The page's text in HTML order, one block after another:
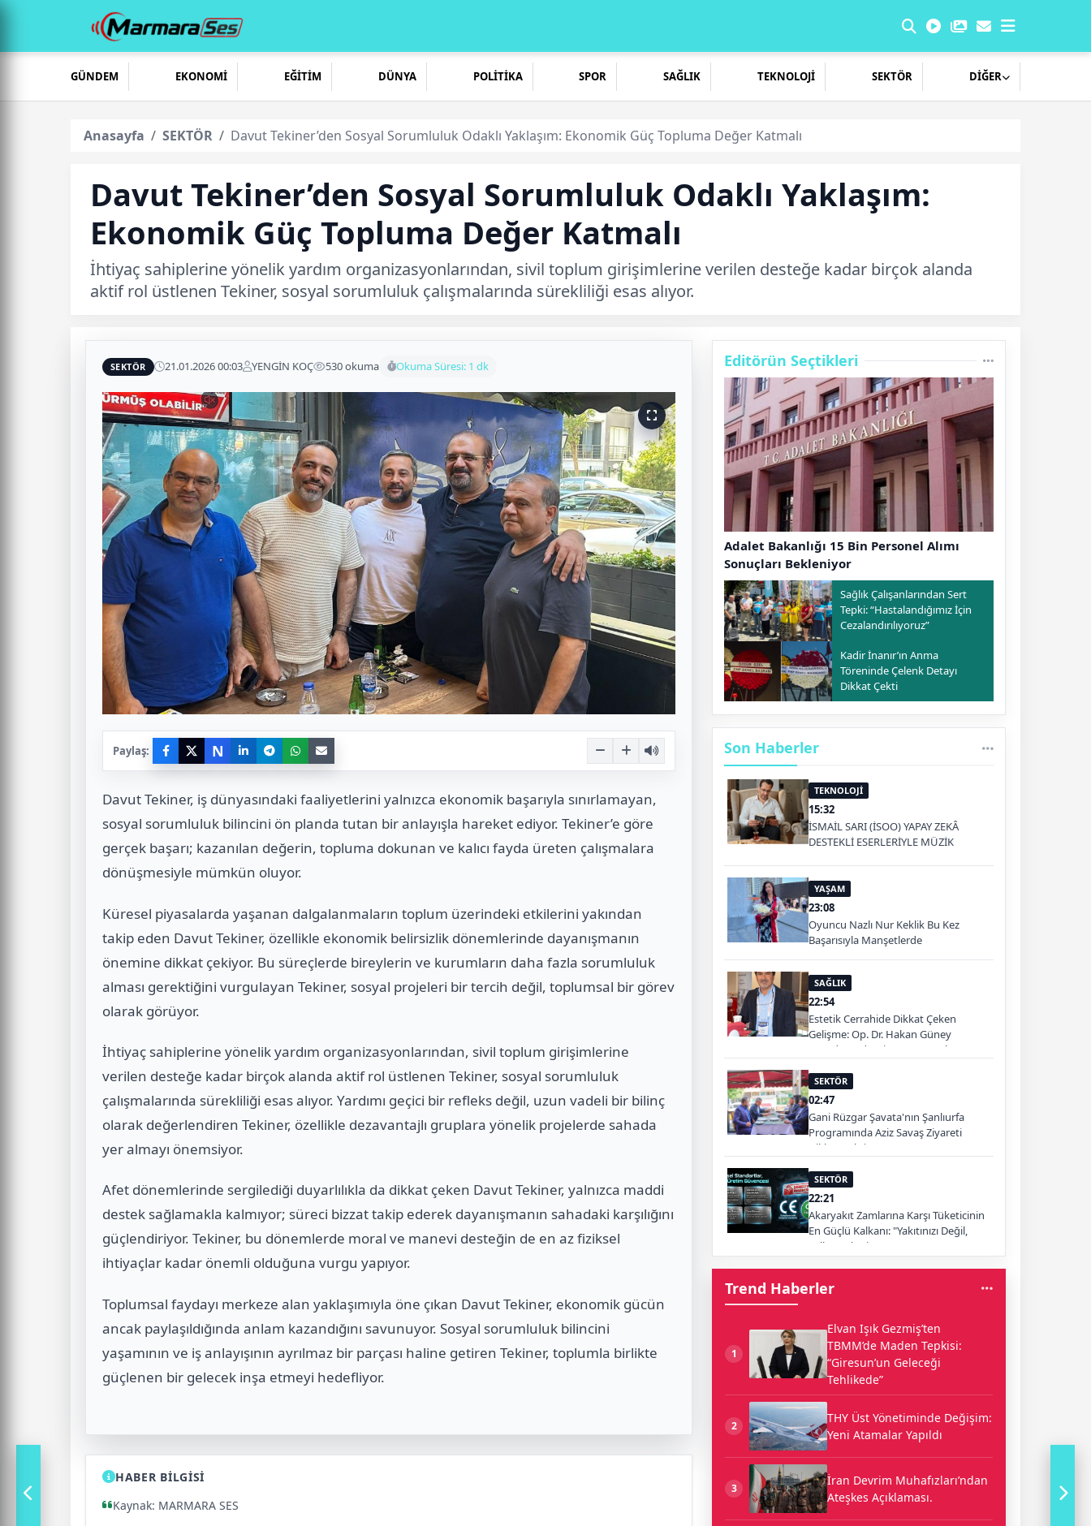
GÜNDEM EKONOMİ EĞİTİM DÜNYA POLİTİKA SPOR SAĞLIK TEKNOLOJİ SEKTÖR DİĞER
Anasayfa SEKTÖR Davut Tekiner’den Sosyal Sorumluluk Odaklı Yaklaşım: Ekonomik Güç Topluma Değer Katmalı
Davut Tekiner’den Sosyal Sorumluluk Odaklı Yaklaşım:
Ekonomik Güç Topluma Değer Katmalı
İhtiyaç sahiplerine yönelik yardım organizasyonlarından, sivil toplum girişimlerine verilen desteğe kadar birçok alanda
aktif rol üstlenen Tekiner, sosyal sorumluluk çalışmalarında sürekliliği esas alıyor.
SEKTÖR 21.01.2026 00:03 YENGİN KOÇ 530 okuma Okuma Süresi: 1 dk
Paylaş: N
Davut Tekiner, iş dünyasındaki faaliyetlerini yalnızca ekonomik başarıyla sınırlamayan,
sosyal sorumluluk bilincini ön planda tutan bir anlayışla hareket ediyor. Tekiner’e göre
gerçek başarı; kazanılan değerin, topluma dokunan ve kalıcı fayda üreten çalışmalara
dönüşmesiyle mümkün oluyor.
Küresel piyasalarda yaşanan dalgalanmaların toplum üzerindeki etkilerini yakından
takip eden Davut Tekiner, özellikle ekonomik belirsizlik dönemlerinde dayanışmanın
önemine dikkat çekiyor. Bu süreçlerde bireylerin ve kurumların daha fazla sorumluluk
alması gerektiğini vurgulayan Tekiner, sosyal projeleri bir tercih değil, toplumsal bir görev
olarak görüyor.
İhtiyaç sahiplerine yönelik yardım organizasyonlarından, sivil toplum girişimlerine
verilen desteğe kadar birçok alanda aktif rol üstlenen Tekiner, sosyal sorumluluk
çalışmalarında sürekliliği esas alıyor. Yardımı geçici bir refleks değil, uzun vadeli bir bilinç
olarak değerlendiren Tekiner, özellikle dezavantajlı gruplara yönelik projelerde sahada
yer almayı önemsiyor.
Afet dönemlerinde sergilediği duyarlılıkla da dikkat çeken Davut Tekiner, yalnızca maddi
destek sağlamakla kalmıyor; süreci bizzat takip ederek dayanışmanın sahadaki karşılığını
güçlendiriyor. Tekiner, bu dönemlerde moral ve manevi desteğin de en az fiziksel
ihtiyaçlar kadar önemli olduğuna vurgu yapıyor.
Toplumsal faydayı merkeze alan yaklaşımıyla öne çıkan Davut Tekiner, ekonomik gücün
ancak paylaşıldığında anlam kazandığını savunuyor. Sosyal sorumluluk bilincini
yaşamının ve iş anlayışının ayrılmaz bir parçası haline getiren Tekiner, toplumla birlikte
güçlenen bir gelecek inşa etmeyi hedefliyor.
HABER BİLGİSİ
Kaynak: MARMARA SES
Editörün Seçtikleri
Adalet Bakanlığı 15 Bin Personel Alımı
Sonuçları Bekleniyor
Sağlık Çalışanlarından Sert
Tepki: “Hastalandığımız İçin
Cezalandırılıyoruz”
Kadir İnanır’ın Anma
Töreninde Çelenk Detayı
Dikkat Çekti
Son Haberler
TEKNOLOJİ
15:32
İSMAİL SARI (İSOO) YAPAY ZEKÂ
DESTEKLİ ESERLERİYLE MÜZİK
YAŞAM
23:08
Oyuncu Nazlı Nur Keklik Bu Kez
Başarısıyla Manşetlerde
SAĞLIK
22:54
Estetik Cerrahide Dikkat Çeken
Gelişme: Op. Dr. Hakan Güney
Kuşadası'nda Hizmet Verecek
SEKTÖR
02:47
Gani Rüzgar Şavata'nın Şanlıurfa
Programında Aziz Savaş Ziyareti
Dikkat Çekti
SEKTÖR
22:21
Akaryakıt Zamlarına Karşı Tüketicinin
En Güçlü Kalkanı: "Yakıtınızı Değil,
Yolları Tüketin"
Trend Haberler
1
Elvan Işık Gezmiş’ten
TBMM’de Maden Tepkisi:
“Giresun’un Geleceği
Tehlikede”
2
THY Üst Yönetiminde Değişim:
Yeni Atamalar Yapıldı
3
İran Devrim Muhafızları’ndan
Ateşkes Açıklaması.